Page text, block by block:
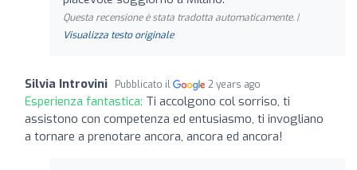
Questa recensione è stata tradotta automaticamente. |
Visualizza testo originale
Silvia Introvini Pubblicato il 2 years ago
Esperienza fantastica: Ti accolgono col sorriso, ti
assistono con competenza ed entusiasmo, ti invogliano
a tornare a prenotare ancora, ancora ed ancora!